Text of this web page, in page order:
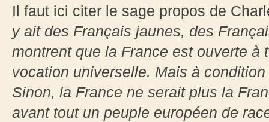
Il faut ici citer le sage propos de
y ait des Français jaunes, des
montrent que la France est ouverte à
vocation universelle. Mais à
Sinon, la France ne serait plus la
avant tout un peuple européen de